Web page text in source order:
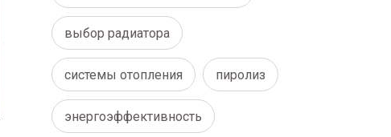
выбор радиатора
системы отопления пиролиз
энергоэффективность